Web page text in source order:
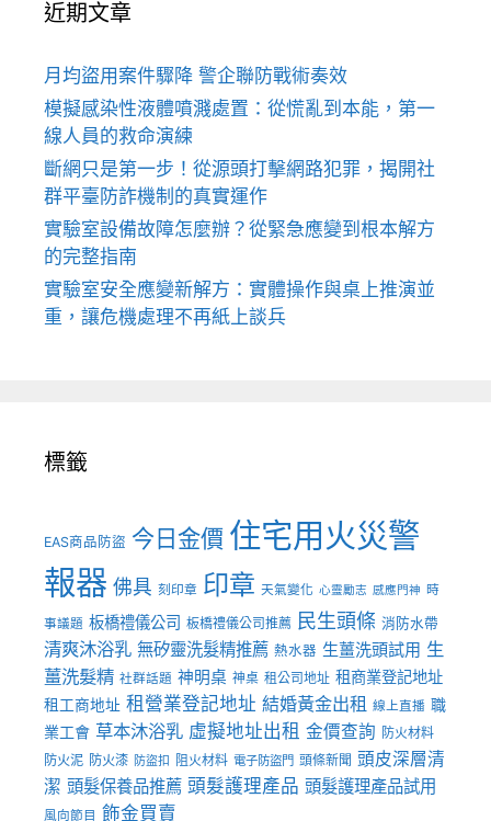
近期文章
月均盜用案件驟降 警企聯防戰術奏效
模擬感染性液體噴濺處置：從慌亂到本能，第一
線人員的救命演練
斷網只是第一步！從源頭打擊網路犯罪，揭開社
群平臺防詐機制的真實運作
實驗室設備故障怎麼辦？從緊急應變到根本解方
的完整指南
實驗室安全應變新解方：實體操作與桌上推演並
重，讓危機處理不再紙上談兵
標籤
EAS商品防盜 今日金價 住宅用火災警
報器 佛具 刻印章 印章 天氣變化 心靈勵志 感應門神 時
事議題 板橋禮儀公司 板橋禮儀公司推薦 民生頭條 消防水帶
清爽沐浴乳 無矽靈洗髮精推薦 熱水器 生薑洗頭試用 生
薑洗髮精 社群話題 神明桌 神桌 租公司地址 租商業登記地址
租工商地址 租營業登記地址 結婚黃金出租 線上直播 職
業工會 草本沐浴乳 虛擬地址出租 金價查詢 防火材料
防火泥 防火漆 防盜扣 阻火材料 電子防盜門 頭條新聞 頭皮深層清
潔 頭髮保養品推薦 頭髮護理產品 頭髮護理產品試用
風向節目 飾金買賣